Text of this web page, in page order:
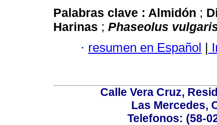
Palabras clave : Almidón ;
Harinas ; Phaseolus
· resumen en Español |
Calle Vera Cruz,
Las Mercedes,
Telefonos: (58-